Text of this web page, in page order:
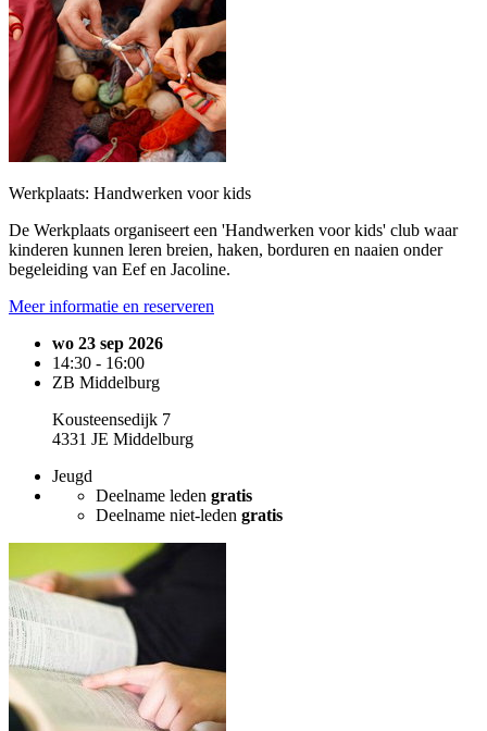
Werkplaats: Handwerken voor kids
De Werkplaats organiseert een 'Handwerken voor kids' club waar
kinderen kunnen leren breien, haken, borduren en naaien onder
begeleiding van Eef en Jacoline.
Meer informatie en reserveren
wo 23 sep 2026
14:30 - 16:00
ZB Middelburg
Kousteensedijk 7
4331 JE Middelburg
Jeugd
Deelname leden gratis
Deelname niet-leden gratis